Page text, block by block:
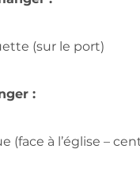
(sur le port)
:
(face à l’église –